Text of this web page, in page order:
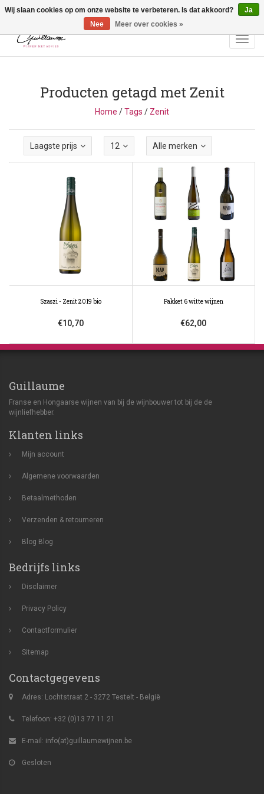
Vragen? Bel ons: +32 (0)13 - 77 11 21 - Winkel: Lochtstraat 2,
3272 Testelt -
info@guillaumewijnen.be
Producten getagd met Zenit
Home /Tags / Zenit
Laagste prijs 12 Alle merken
Szaszi - Zenit 2019 bio
€10,70
Pakket 6 witte wijnen
€62,00
Guillaume
Franse en Hongaarse wijnen van bij de wijnbouwer tot bij de de
wijnliefhebber.
Klanten links
Mijn account
Algemene voorwaarden
Betaalmethoden
Verzenden & retourneren
Blog Blog
Bedrijfs links
Disclaimer
Privacy Policy
Contactformulier
Sitemap
Contactgegevens
Adres: Lochtstraat 2 - 3272 Testelt - België
Telefoon: +32 (0)13 77 11 21
E-mail: info(at)guillaumewijnen.be
Gesloten
Wij slaan cookies op om onze website te verbeteren. Is dat akkoord?
Ja
Nee
Meer over cookies »